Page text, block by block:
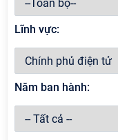
Lĩnh vực:
Năm ban hành: